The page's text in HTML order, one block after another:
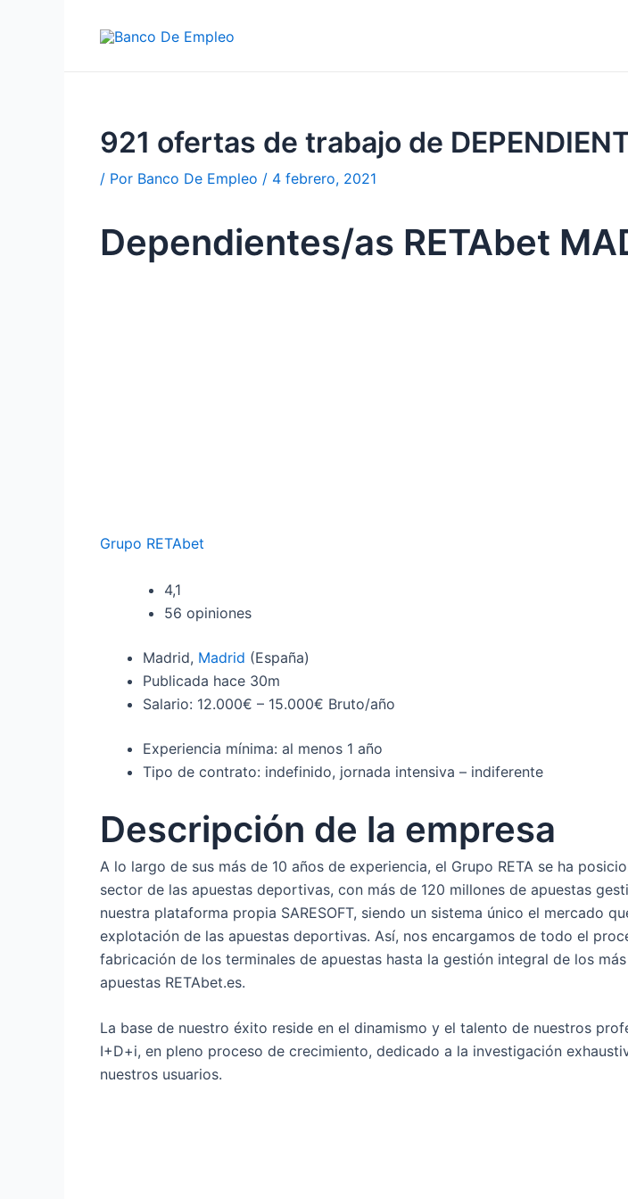
921 ofertas de trabajo de
/ Por Banco De Empleo / 4 febrero, 2021
Dependientes/as RETAbet
Grupo RETAbet
4,1
56 opiniones
Madrid, Madrid (España)
Publicada hace 30m
Salario: 12.000€ – 15.000€ Bruto/año
Experiencia mínima: al menos 1 año
Tipo de contrato: indefinido, jornada intensiva – indiferente
Descripción de la empresa
A lo largo de sus más de 10 años de experiencia, el Grupo RETA se ha
sector de las apuestas deportivas, con más de 120 millones de apuestas
nuestra plataforma propia SARESOFT, siendo un sistema único el mercado
explotación de las apuestas deportivas. Así, nos encargamos de todo el
fabricación de los terminales de apuestas hasta la gestión integral de los
apuestas RETAbet.es.
La base de nuestro éxito reside en el dinamismo y el talento de nuestros
I+D+i, en pleno proceso de crecimiento, dedicado a la investigación
nuestros usuarios.